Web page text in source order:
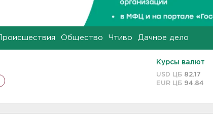
Происшествия Общество Чтиво Дачное дело
Курсы валют
USD ЦБ 82.17
EUR ЦБ 94.84